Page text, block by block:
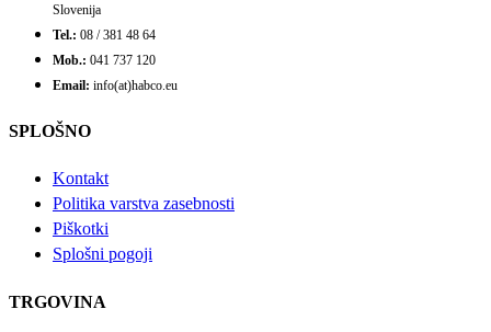
Slovenija
Tel.: 08 / 381 48 64
Mob.: 041 737 120
Email: info(at)habco.eu
SPLOŠNO
Kontakt
Politika varstva zasebnosti
Piškotki
Splošni pogoji
TRGOVINA